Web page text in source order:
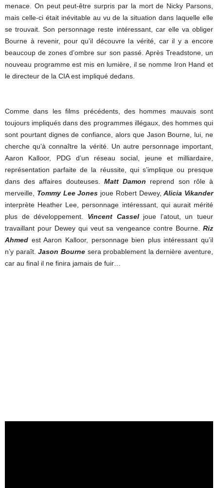
menace. On peut peut-être surpris par la mort de Nicky Parsons,
mais celle-ci était inévitable au vu de la situation dans laquelle elle
se trouvait. Son personnage reste intéressant, car elle va obliger
Bourne à revenir, pour qu’il découvre la vérité, car il y a encore
beaucoup de zones d’ombre sur son passé. Après Treadstone, un
nouveau programme est mis en lumière, il se nomme Iron Hand et
le directeur de la CIA est impliqué dedans.
Comme dans les films précédents, des hommes mauvais sont
toujours impliqués dans des programmes illégaux, des hommes qui
sont pourtant dignes de confiance, alors que Jason Bourne, lui, ne
cherche qu’à connaître la vérité. Un autre personnage important,
Aaron Kalloor, PDG d’un réseau social, jeune et milliardaire,
représentation parfaite de la réussite, qui s’implique ou presque
dans des affaires douteuses. Matt Damon
reprend son rôle à
merveille, Tommy Lee Jones joue Robert Dewey,Alicia Vikander
interprète Heather Lee, personnage intéressant, qui aurait mérité
plus de développement. Vincent Cassel joue l’atout, un tueur
travaillant pour Dewey qui veut sa vengeance contre Bourne.
Riz
Ahmed est Aaron Kalloor, personnage bien plus intéressant qu’il
n’y paraît.Jason Bournesera probablement la dernière aventure,
car au final il ne finira jamais de fuir…